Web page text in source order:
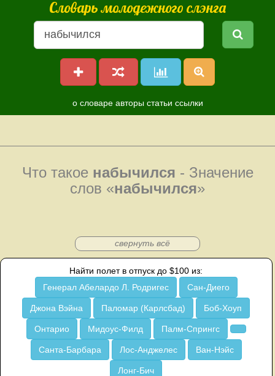
Словарь молодежного слэнга
о словаре авторы статьи ссылки
Что такое набычился - Значение
слов «набычился»
свернуть всё
Найти полет в отпуск до $100 из:
Генерал Абелардо Л. Родригес
Сан-Диего
Джона Вэйна Паломар (Карлсбад) Боб-Хоуп
Онтарио Мидоус-Филд Палм-Спрингс
Санта-Барбара Лос-Анджелес Ван-Нэйс
Лонг-Бич